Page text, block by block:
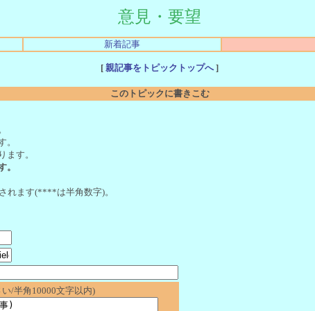
意見・要望
新着記事
[ 親記事をトピックトップへ]
このトピックに書きこむ
。
ます。
。
れます(****は半角数字)。
/半角10000文字以内)